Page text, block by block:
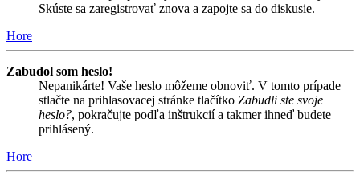
Skúste sa zaregistrovať znova a zapojte sa do diskusie.
Hore
Zabudol som heslo!
Nepanikárte! Vaše heslo môžeme obnoviť. V tomto prípade
stlačte na prihlasovacej stránke tlačítko Zabudli ste svoje
heslo?, pokračujte podľa inštrukcií a takmer ihneď budete
prihlásený.
Hore